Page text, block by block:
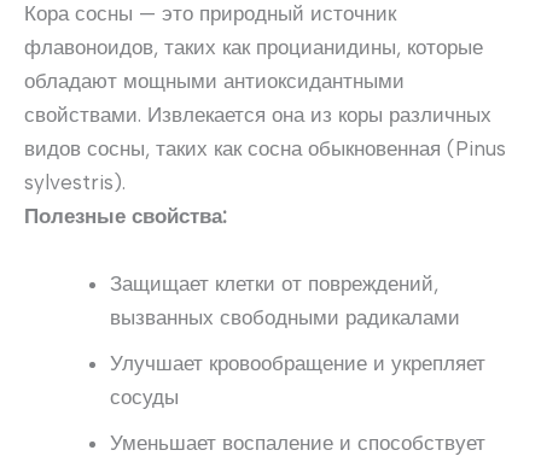
Кора сосны — это природный источник
флавоноидов, таких как процианидины, которые
обладают мощными антиоксидантными
свойствами. Извлекается она из коры различных
видов сосны, таких как сосна обыкновенная (Pinus
sylvestris).
Полезные свойства:
Защищает клетки от повреждений,
вызванных свободными радикалами
Улучшает кровообращение и укрепляет
сосуды
Уменьшает воспаление и способствует